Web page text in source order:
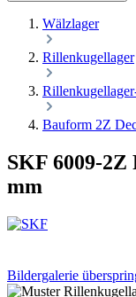
Wälzlager
Rillenkugellager
Bauform 2Z
SKF 6009-2Z
mm
Bildergalerie